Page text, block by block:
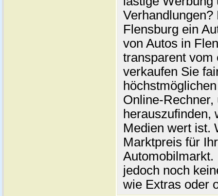
Flensburg ein
von Autos in
transparent vom
verkaufen Sie
Online-
herauszufinden,
Medien wert ist.
Marktpreis für
jedoch noch
wie Extras oder